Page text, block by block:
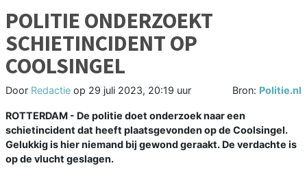
POLITIE ONDERZOEKT
SCHIETINCIDENT OP
COOLSINGEL
Door Redactie op 29 juli 2023, 20:19 uur Bron: Politie.nl
ROTTERDAM - De politie doet onderzoek naar een
schietincident dat heeft plaatsgevonden op de Coolsingel.
Gelukkig is hier niemand bij gewond geraakt. De verdachte is
op de vlucht geslagen.